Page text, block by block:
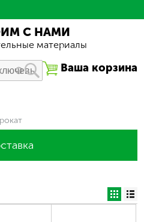
С НАМИ
материалы
Ваша корзина